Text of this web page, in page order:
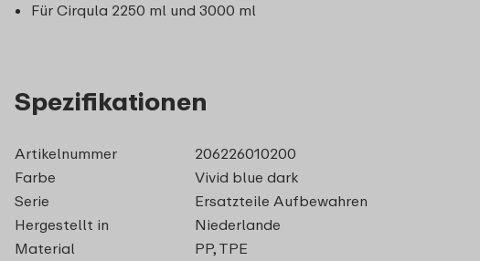
Für Cirqula 2250 ml und 3000 ml
Spezifikationen
Artikelnummer
206226010200
Farbe
Vivid blue dark
Serie
Ersatzteile Aufbewahren
Hergestellt in
Niederlande
Material
PP, TPE